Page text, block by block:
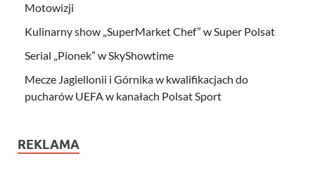
Motowizji
Kulinarny show „SuperMarket Chef” w Super Polsat
Serial „Pionek” w SkyShowtime
Mecze Jagiellonii i Górnika w kwalifikacjach do
pucharów UEFA w kanałach Polsat Sport
REKLAMA